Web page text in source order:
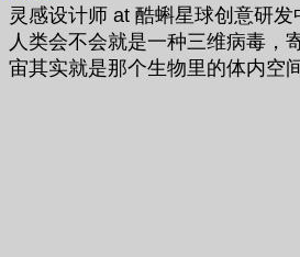
灵感设计师 at 酷蝌星球创意研发
人类会不会就是一种三维病毒，
宙其实就是那个生物里的体内空间